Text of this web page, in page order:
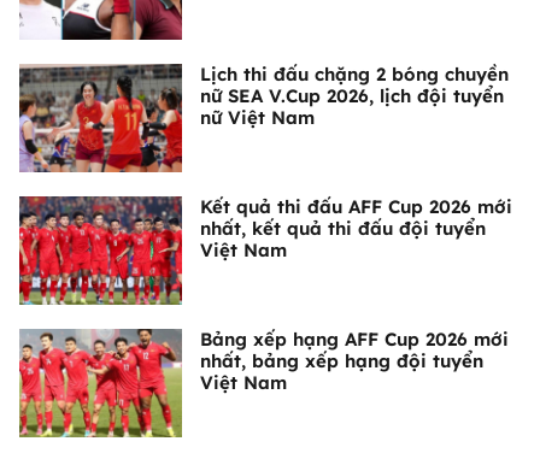
Lịch thi đấu chặng 2 bóng chuyền
nữ SEA V.Cup 2026, lịch đội tuyển
nữ Việt Nam
Kết quả thi đấu AFF Cup 2026 mới
nhất, kết quả thi đấu đội tuyển
Việt Nam
Bảng xếp hạng AFF Cup 2026 mới
nhất, bảng xếp hạng đội tuyển
Việt Nam